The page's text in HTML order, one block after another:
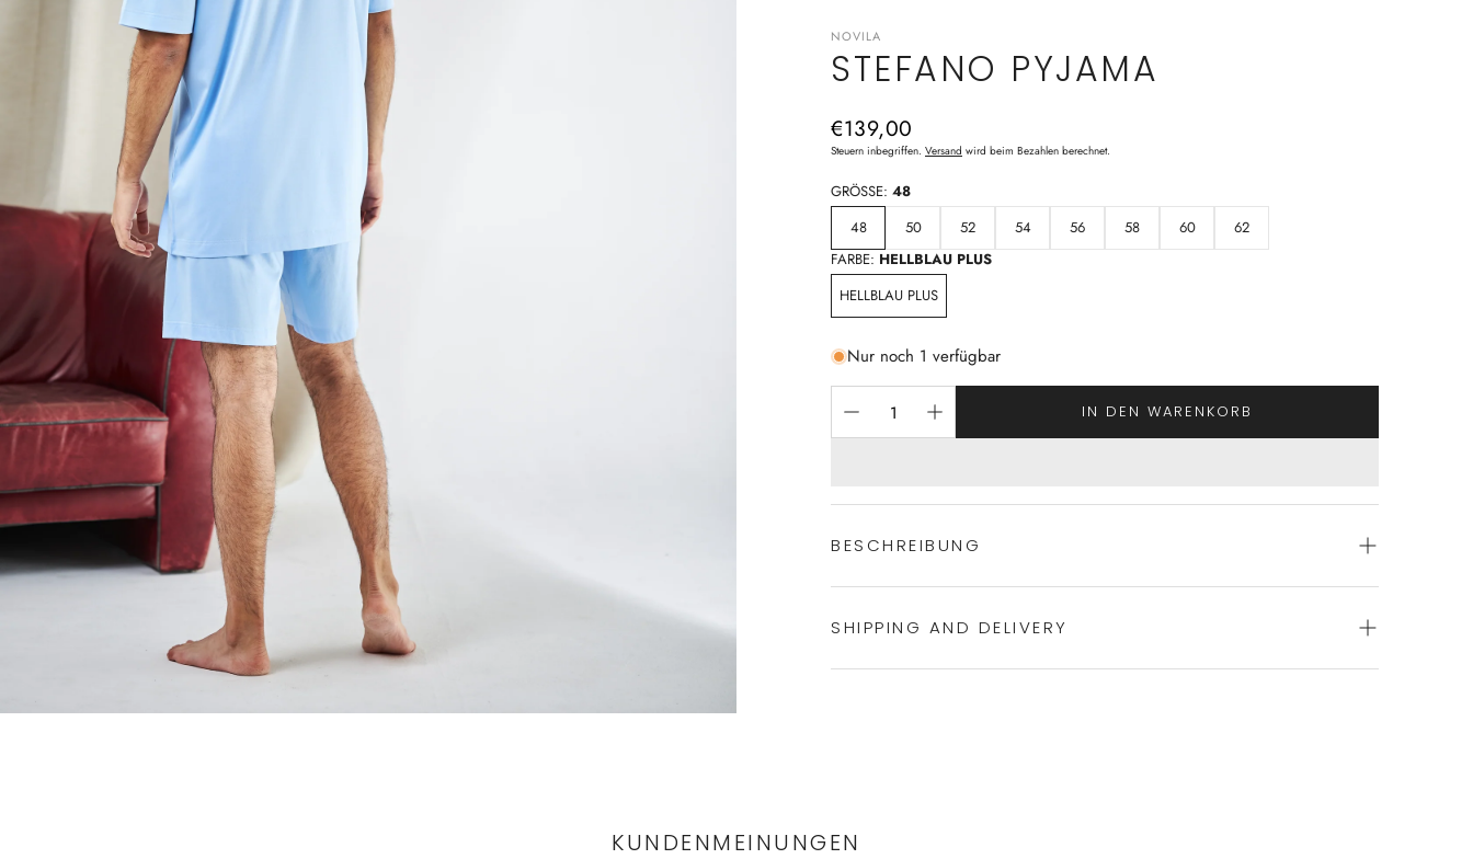
NOVILA
STEFANO PYJAMA
Normaler
Preis
€139,00
Steuern inbegriffen. Versand wird beim Bezahlen berechnet.
GRÖSSE: 48
48
50 52 54 56 58 60
62
FARBE: HELLBLAU PLUS
HELLBLAU PLUS
Nur noch 1 verfügbar
IN DEN WARENKORB
BESCHREIBUNG
Sportlicher Pyjama von NOVILA
100% Baumwolle
SHIPPING AND DELIVERY
KUNDENMEINUNGEN